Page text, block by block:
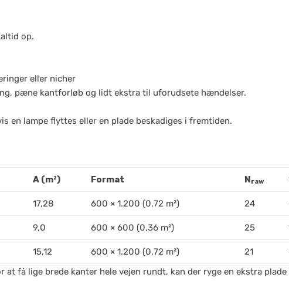
op.
eller nicher
pæne kantforløb og lidt ekstra til uforudsete hændelser.
en lampe flyttes eller en plade beskadiges i fremtiden.
A (m²) Format Nraw
17,28 600 × 1.200 (0,72 m²) 24
9,0 600 × 600 (0,36 m²) 25
15,12 600 × 1.200 (0,72 m²) 21
få lige brede kanter hele vejen rundt, kan der ryge en ekstra